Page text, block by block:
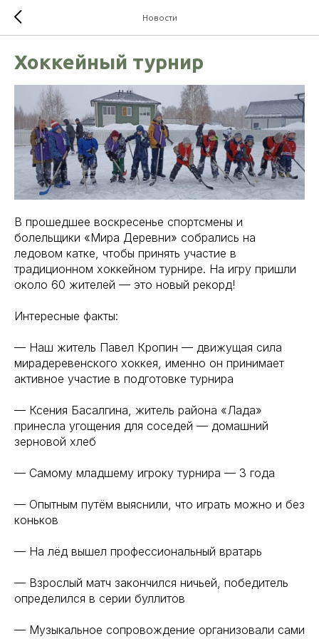
Новости
Хоккейный турнир
В прошедшее воскресенье спортсмены и
болельщики «Мира Деревни» собрались на
ледовом катке, чтобы принять участие в
традиционном хоккейном турнире. На игру пришли
около 60 жителей — это новый рекорд!
Интересные факты:
— Наш житель Павел Кропин — движущая сила
мирадеревенского хоккея, именно он принимает
активное участие в подготовке турнира
— Ксения Басалгина, житель района «Лада»
принесла угощения для соседей — домашний
зерновой хлеб
— Самому младшему игроку турнира — 3 года
— Опытным путём выяснили, что играть можно и без
коньков
— На лёд вышел профессиональный вратарь
— Взрослый матч закончился ничьей, победитель
определился в серии буллитов
— Музыкальное сопровождение организовали сами